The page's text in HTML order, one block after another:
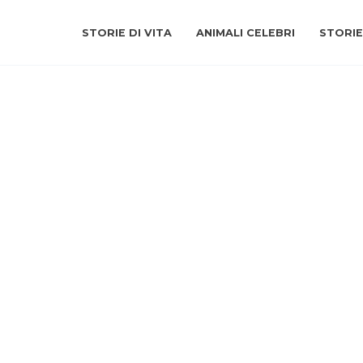
STORIE DI VITA ANIMALI CELEBRI